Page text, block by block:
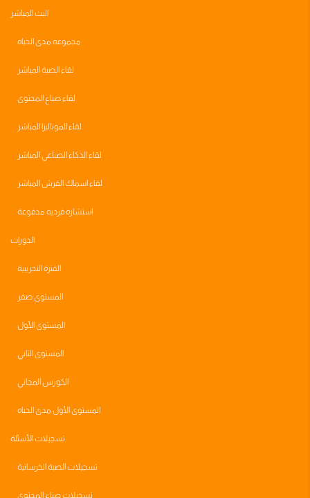
البث المباشر
مجموعه مدى الحياه
لقاء الصبة المباشر
لقاء صناع المحتوى
لقاء الموناليزا المباشر
لقاء الذكاء الصناعي المباشر
لقاء اسماك القرش المباشر
استشاره فرديه مدفوعة
الدورات
الفترة التجريبية
المستوى صفر
المستوى الأول
المستوى الثاني
الكورس المجاني
المستوى الأول مدى الحياه
تسجيلات الأسئلة
تسجيلات الصبة الخرسانية
تسجيلات صناع المحتوى